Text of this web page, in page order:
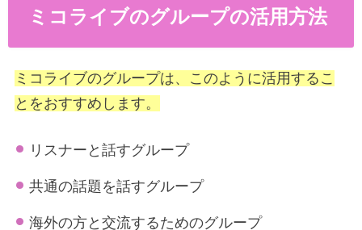
ミコライブのグループの活用方法
ミコライブのグループは、このように活用するこ
とをおすすめします。
リスナーと話すグループ
共通の話題を話すグループ
海外の方と交流するためのグループ